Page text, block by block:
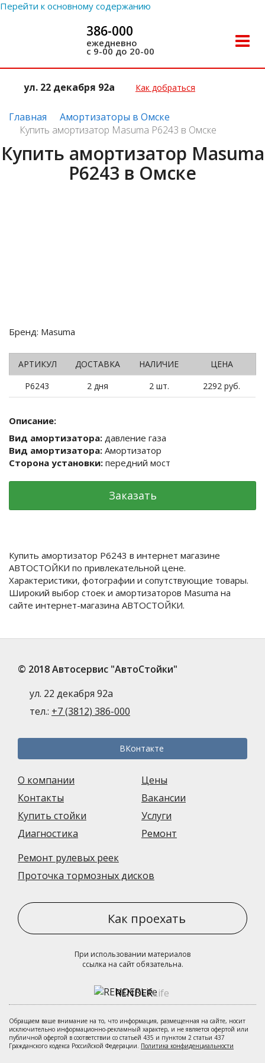
Перейти к основному содержанию
Toggle
386-000
ежедневно
с 9-00 до 20-00
ул. 22 декабря 92а Как добраться
Главная
Амортизаторы в Омске
Купить амортизатор Masuma P6243 в Омске
Купить амортизатор Masuma
P6243 в Омске
Бренд: Masuma
АРТИКУЛ ДОСТАВКА НАЛИЧИЕ
ЦЕНА
P6243
2 дня 2 шт. 2292 руб.
Описание:
Вид амортизатора: давление газа
Вид амортизатора: Амортизатор
Сторона установки: передний мост
Заказать
Купить амортизатор P6243 в интернет магазине
АВТОСТОЙКИ по привлекательной цене.
Характеристики, фотографии и сопутствующие товары.
Широкий выбор стоек и амортизаторов Masuma на
сайте интернет-магазина АВТОСТОЙКИ.
© 2018 Автосервис "АвтоСтойки"
ул. 22 декабря 92а
тел.: +7 (3812) 386-000
ВКонтакте
О компании
Контакты
Купить стойки
Диагностика
Цены
Вакансии
Услуги
Ремонт
Ремонт рулевых реек
Проточка тормозных дисков
Как проехать
При использовании материалов
ссылка на сайт обязательна.
RENDERLife
Обращаем ваше внимание на то, что информация, размещенная на сайте, носит
исключительно информационно-рекламный характер, и не является офертой или
публичной офертой в соответствии со статьей 435 и пунктом 2 статьи 437
Гражданского кодекса Российской Федерации. Политика конфиденциальности